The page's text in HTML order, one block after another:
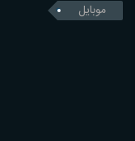
موبایل